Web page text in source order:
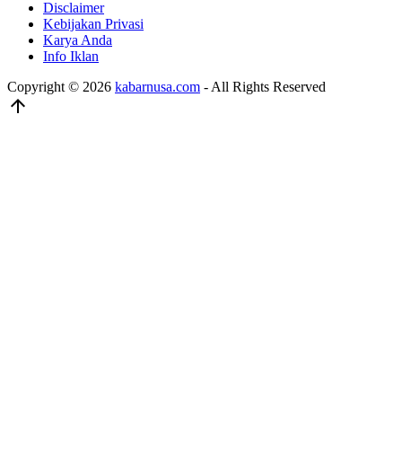
Disclaimer
Kebijakan Privasi
Karya Anda
Info Iklan
Copyright © 2026 kabarnusa.com - All Rights Reserved
arrow_upward